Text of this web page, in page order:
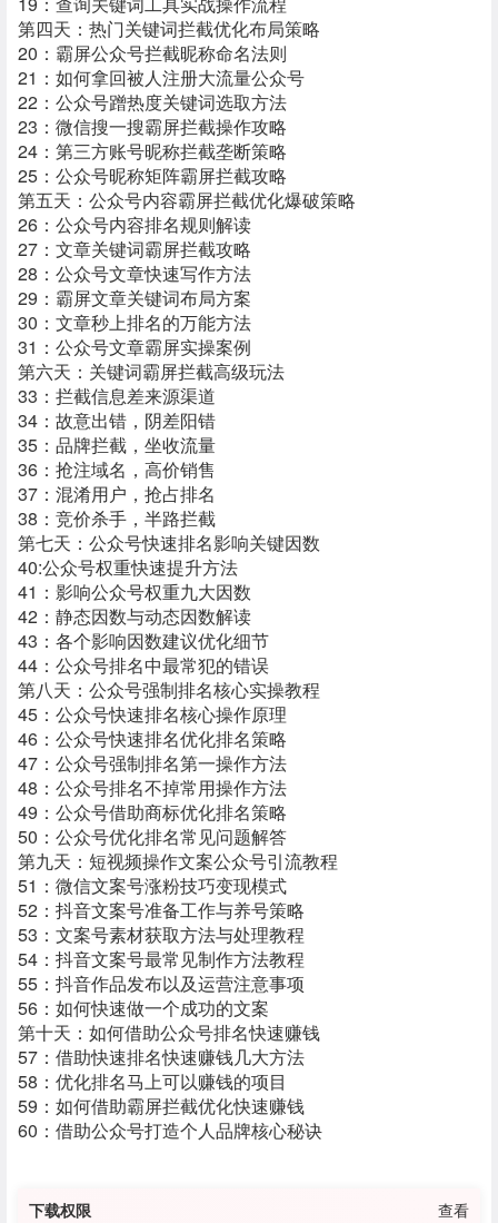
第四天：热门关键词拦截优化布局策略
20：霸屏公众号拦截昵称命名法则
21：如何拿回被人注册大流量公众号
22：公众号蹭热度关键词选取方法
23：微信搜一搜霸屏拦截操作攻略
24：第三方账号昵称拦截垄断策略
25：公众号昵称矩阵霸屏拦截攻略
第五天：公众号内容霸屏拦截优化爆破策略
26：公众号内容排名规则解读
27：文章关键词霸屏拦截攻略
28：公众号文章快速写作方法
29：霸屏文章关键词布局方案
30：文章秒上排名的万能方法
31：公众号文章霸屏实操案例
第六天：关键词霸屏拦截高级玩法
33：拦截信息差来源渠道
34：故意出错，阴差阳错
35：品牌拦截，坐收流量
36：抢注域名，高价销售
37：混淆用户，抢占排名
38：竞价杀手，半路拦截
第七天：公众号快速排名影响关键因数
40:公众号权重快速提升方法
41：影响公众号权重九大因数
42：静态因数与动态因数解读
43：各个影响因数建议优化细节
44：公众号排名中最常犯的错误
第八天：公众号强制排名核心实操教程
45：公众号快速排名核心操作原理
46：公众号快速排名优化排名策略
47：公众号强制排名第一操作方法
48：公众号排名不掉常用操作方法
49：公众号借助商标优化排名策略
50：公众号优化排名常见问题解答
第九天：短视频操作文案公众号引流教程
51：微信文案号涨粉技巧变现模式
52：抖音文案号准备工作与养号策略
53：文案号素材获取方法与处理教程
54：抖音文案号最常见制作方法教程
55：抖音作品发布以及运营注意事项
56：如何快速做一个成功的文案
第十天：如何借助公众号排名快速赚钱
57：借助快速排名快速赚钱几大方法
58：优化排名马上可以赚钱的项目
59：如何借助霸屏拦截优化快速赚钱
60：借助公众号打造个人品牌核心秘诀
下载权限 查看